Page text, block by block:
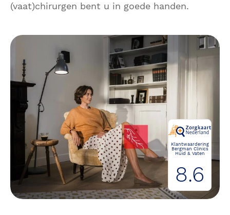
(vaat)chirurgen bent u in goede handen.
Klantwaardering
Bergman Clinics
Huid & Vaten
8.6